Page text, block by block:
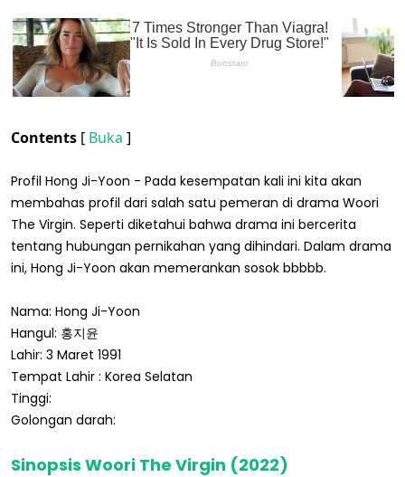
Contents [ Buka ]
Profil Hong Ji-Yoon - Pada kesempatan kali ini kita akan
membahas profil dari salah satu pemeran di drama Woori
The Virgin. Seperti diketahui bahwa drama ini bercerita
tentang hubungan pernikahan yang dihindari. Dalam drama
ini, Hong Ji-Yoon akan memerankan sosok bbbbb.
Nama: Hong Ji-Yoon
Hangul: 홍지윤
Lahir: 3 Maret 1991
Tempat Lahir : Korea Selatan
Tinggi:
Golongan darah:
Sinopsis Woori The Virgin (2022)